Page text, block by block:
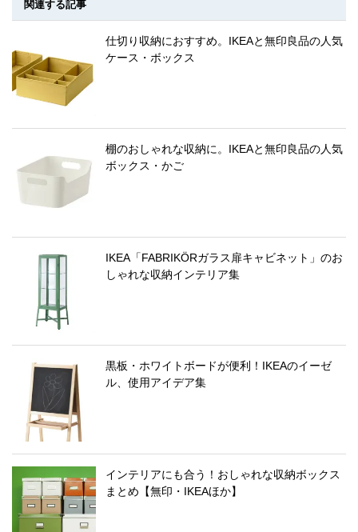
関連する記事
仕切り収納におすすめ。IKEAと無印良品の人気
ケース・ボックス
棚のおしゃれな収納に。IKEAと無印良品の人気
ボックス・かご
IKEA「FABRIKÖRガラス扉キャビネット」のお
しゃれな収納インテリア集
黒板・ホワイトボードが便利！IKEAのイーゼ
ル、使用アイデア集
インテリアにも合う！おしゃれな収納ボックス
まとめ【無印・IKEAほか】